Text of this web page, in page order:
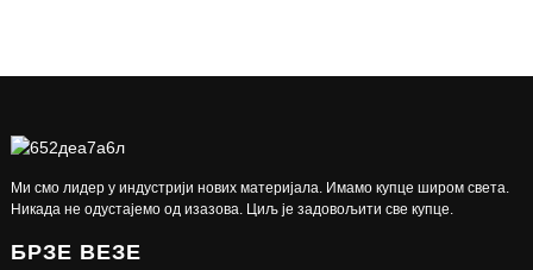
Ми смо лидер у индустрији нових материјала. Имамо купце широм света.
Никада не одустајемо од изазова. Циљ је задовољити све купце.
БРЗЕ ВЕЗЕ